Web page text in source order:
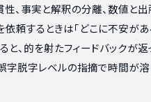
性、事実と解釈の分離、数値と
頼するときは「どこに不安があ
、的を射たフィードバックが返
字脱字レベルの指摘で時間が